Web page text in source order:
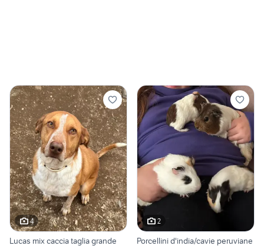
4
Lucas mix caccia taglia grande
2
Porcellini d'india/cavie peruviane